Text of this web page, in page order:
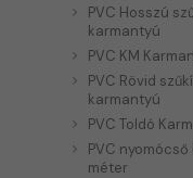
PVC Hosszú
karmantyú
PVC KM
PVC Rövid
karmantyú
PVC Toldó
PVC nyomócső
méter